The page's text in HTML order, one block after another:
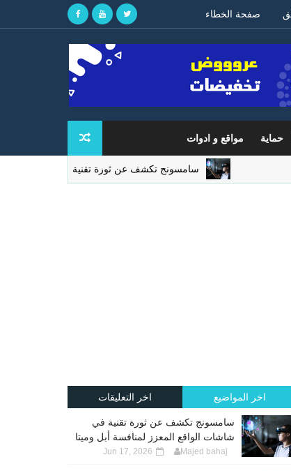
صفحة الخطاء
حماية مواقع و ادوات
سامسونج تكشف عن ثورة تقنية في شاشات الواقع المعزز
اخر المواضيع اخر التعليقات
سامسونج تكشف عن ثورة تقنية في
شاشات الواقع المعزز لمنافسة أبل وميتا
Majed bahaj
Jun 17, 2026